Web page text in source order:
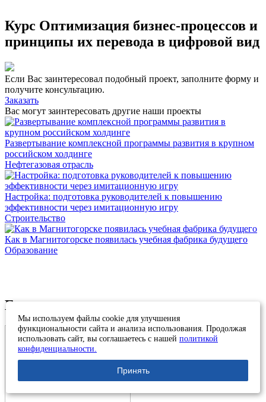
Курс Оптимизация бизнес-процессов и
принципы их перевода в цифровой вид
Если Вас заинтересовал подобный проект, заполните форму и
получите консультацию.
Заказать
Вас могут заинтересовать другие наши проекты
Развертывание комплексной программы развития в крупном
российском холдинге
Нефтегазовая отрасль
Настройка: подготовка руководителей к повышению
эффективности через имитационную игру
Строительство
Как в Магнитогорске появилась учебная фабрика будущего
Образование
Благодарственные письма
Мы используем файлы cookie для улучшения
функциональности сайта и анализа использования. Продолжая
использовать сайт, вы соглашаетесь с нашей политикой
конфиденциальности.
Принять